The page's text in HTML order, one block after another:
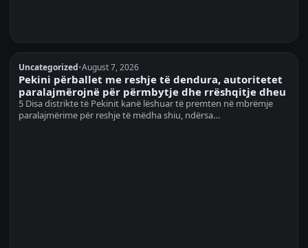
Uncategorized•August 7, 2026
Pekini përballet me reshje të dendura, autoritetet
paralajmërojnë për përmbytje dhe rrëshqitje dheu
5 Disa distrikte të Pekinit kanë lëshuar të premten në mbrëmje
paralajmërime për reshje të mëdha shiu, ndërsa…